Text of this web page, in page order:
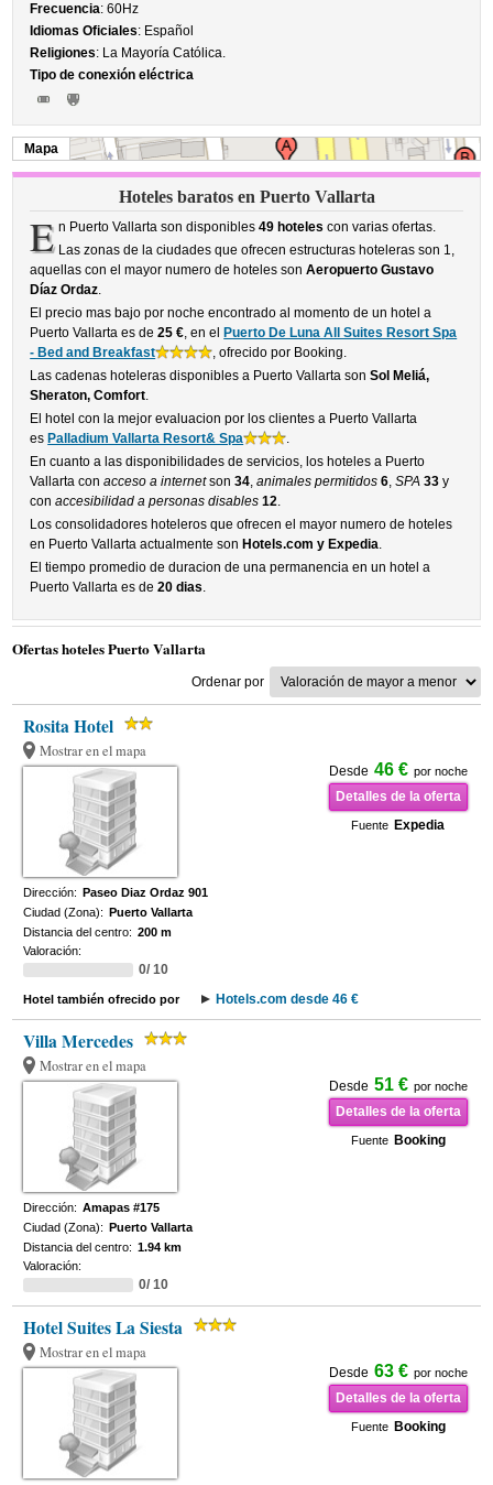
Frecuencia: 60Hz
Idiomas Oficiales: Español
Religiones: La Mayoría Católica.
Tipo de conexión eléctrica
Mapa
Hoteles baratos en Puerto Vallarta
E n Puerto Vallarta son disponibles 49 hoteles con varias ofertas.
Las zonas de la ciudades que ofrecen estructuras hoteleras son 1,
aquellas con el mayor numero de hoteles sonAeropuerto Gustavo
Díaz Ordaz.
El precio mas bajo por noche encontrado al momento de un hotel a
Puerto Vallarta es de25 €, en el
Puerto De Luna All Suites Resort Spa
- Bed and Breakfast
, ofrecido por Booking.
Las cadenas hoteleras disponibles a Puerto Vallarta sonSol Meliá,
Sheraton, Comfort.
El hotel con la mejor evaluacion por los clientes a Puerto Vallarta
es Palladium Vallarta Resort& Spa
.
En cuanto a las disponibilidades de servicios, los hoteles a Puerto
Vallarta conacceso a internetson34,animales permitidos 6,SPA 33 y
conaccesibilidad a personas disables 12.
Los consolidadores hoteleros que ofrecen el mayor numero de hoteles
en Puerto Vallarta actualmente son Hotels.com y Expedia.
El tiempo promedio de duracion de una permanencia en un hotel a
Puerto Vallarta es de20 dias.
Ofertas hoteles Puerto Vallarta
Ordenar por
Rosita Hotel
Mostrar en el mapa
Desde 46 € por noche
Detalles de la oferta
Fuente Expedia
Dirección: Paseo Diaz Ordaz 901
Ciudad (Zona): Puerto Vallarta
Distancia del centro: 200 m
Valoración:
0/ 10
Hotel también ofrecido por Hotels.com desde 46 €
Villa Mercedes
Mostrar en el mapa
Desde 51 € por noche
Detalles de la oferta
Fuente Booking
Dirección: Amapas #175
Ciudad (Zona): Puerto Vallarta
Distancia del centro: 1.94 km
Valoración:
0/ 10
Hotel Suites La Siesta
Mostrar en el mapa
Desde 63 € por noche
Detalles de la oferta
Fuente Booking